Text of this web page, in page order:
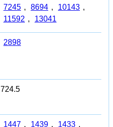
7245 , 8694 , 10143 ,
11592 , 13041
2898
724.5
1447 , 1439 , 1433 ,